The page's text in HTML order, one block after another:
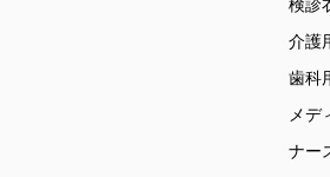
検診
介護
歯科
メデ
ナー